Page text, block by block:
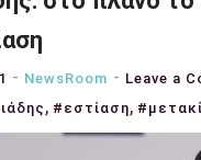
NewsRoom Leave a
, #εστίαση,